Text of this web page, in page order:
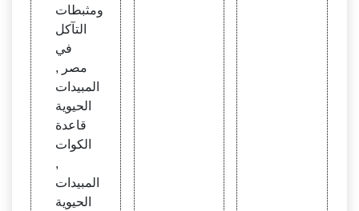
ومثبطات
التآكل
في
مصر ,
المبيدات
الحيوية
قاعدة
الكوات
,
المبيدات
الحيوية